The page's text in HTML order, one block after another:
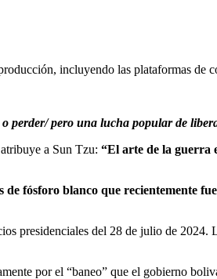
incluyendo las plataformas de
perder/ pero una lucha popular de
a Sun Tzu: “El arte de la guerra
de fósforo blanco que recientemente
presidenciales del 28 de julio de 2024.
por el “baneo” que el gobierno